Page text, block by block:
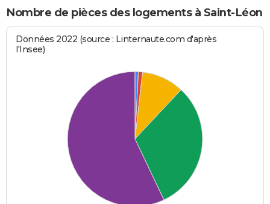
Nombre de pièces des logements à Saint-Léon
Données 2022 (source : Linternaute.com d'après
l'Insee)